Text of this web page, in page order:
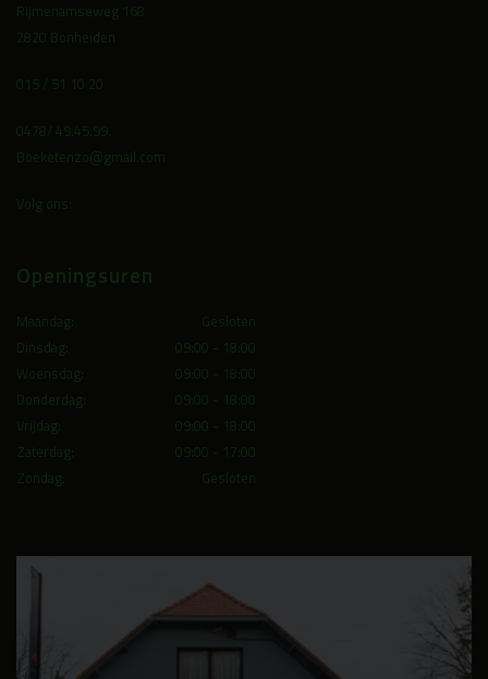
Rijmenamseweg 168
2820 Bonheiden
015 / 51 10 20
0478/ 49.45.99.
Boeketenzo@gmail.com
Volg ons:
Openingsuren
Maandag:
Gesloten
Dinsdag:
09:00 - 18:00
Woensdag:
09:00 - 18:00
Donderdag:
09:00 - 18:00
Vrijdag:
09:00 - 18:00
Zaterdag:
09:00 - 17:00
Zondag:
Gesloten